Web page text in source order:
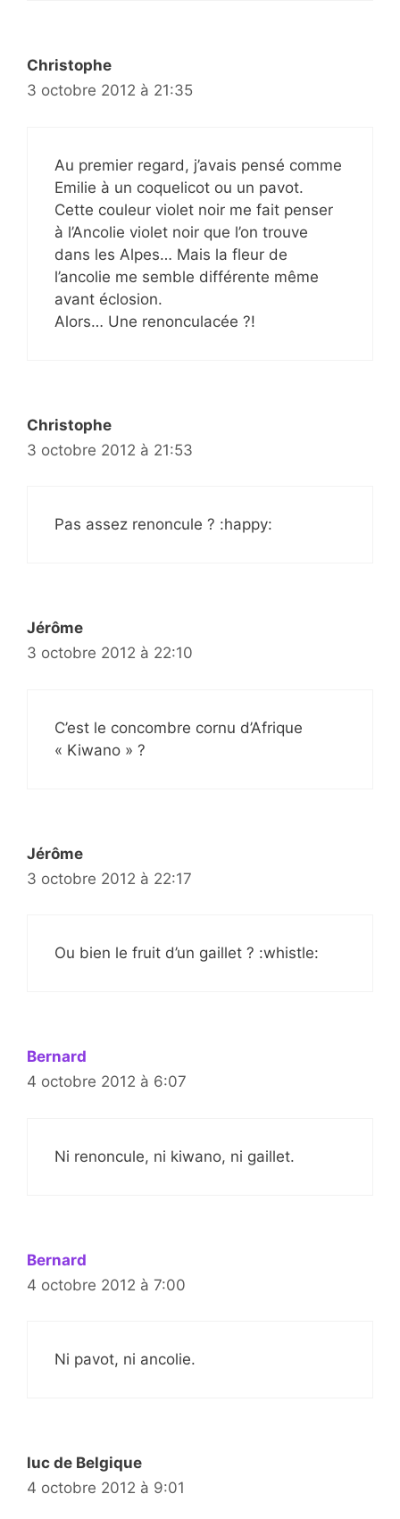
Christophe
3 octobre 2012 à 21:35
Au premier regard, j’avais pensé comme
Emilie à un coquelicot ou un pavot.
Cette couleur violet noir me fait penser
à l’Ancolie violet noir que l’on trouve
dans les Alpes… Mais la fleur de
l’ancolie me semble différente même
avant éclosion.
Alors… Une renonculacée ?!
Christophe
3 octobre 2012 à 21:53
Pas assez renoncule ? :happy:
Jérôme
3 octobre 2012 à 22:10
C’est le concombre cornu d’Afrique
« Kiwano » ?
Jérôme
3 octobre 2012 à 22:17
Ou bien le fruit d’un gaillet ? :whistle:
Bernard
4 octobre 2012 à 6:07
Ni renoncule, ni kiwano, ni gaillet.
Bernard
4 octobre 2012 à 7:00
Ni pavot, ni ancolie.
luc de Belgique
4 octobre 2012 à 9:01